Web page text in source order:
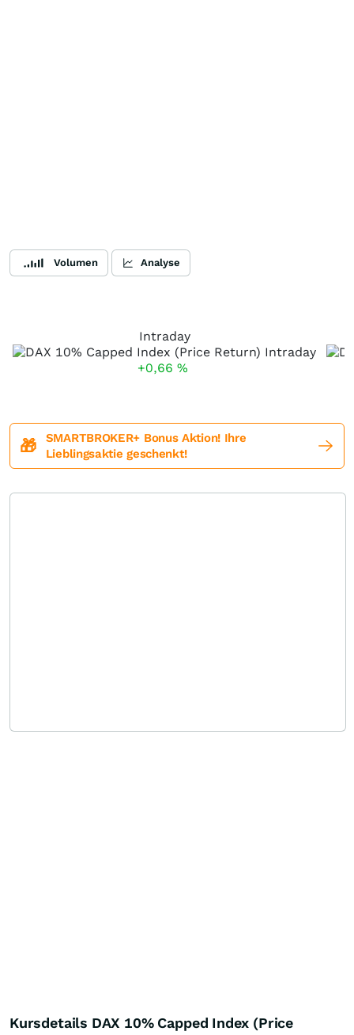
Volumen Analyse
Intraday
+0,66 %
🎁
SMARTBROKER+ Bonus Aktion! Ihre
Lieblingsaktie geschenkt!
Kursdetails DAX 10% Capped Index (Price